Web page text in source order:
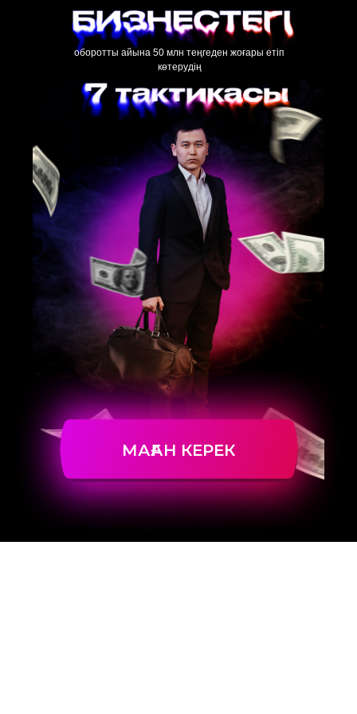
оборотты айына 50 млн теңгеден жоғары етіп
көтерудің
МАҒАН КЕРЕК